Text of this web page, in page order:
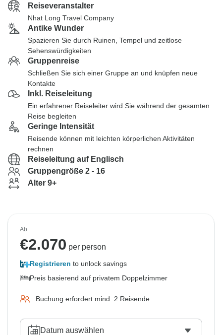
Reiseveranstalter
Nhat Long Travel Company
Antike Wunder
Spazieren Sie durch Ruinen, Tempel und zeitlose
Sehenswürdigkeiten
Gruppenreise
Schließen Sie sich einer Gruppe an und knüpfen neue
Kontakte
Inkl. Reiseleitung
Ein erfahrener Reiseleiter wird Sie während der gesamten
Reise begleiten
Geringe Intensität
Reisende können mit leichten körperlichen Aktivitäten
rechnen
Reiseleitung auf Englisch
Gruppengröße 2 - 16
Alter 9+
Ab
€2.070 per person
Registrieren to unlock savings
Preis basierend auf privatem Doppelzimmer
Buchung erfordert mind. 2 Reisende
Datum auswählen